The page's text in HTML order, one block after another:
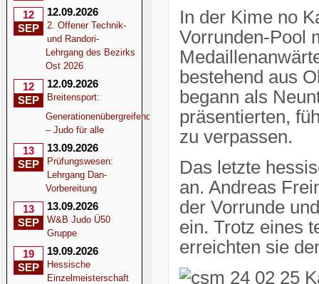
12
SEP
12.09.2026
2. Offener Technik-
und Randori-
Lehrgang des Bezirks
Ost 2026
12
SEP
12.09.2026
Breitensport:
Generationenübergreifend
– Judo für alle
13
SEP
13.09.2026
Prüfungswesen:
Lehrgang Dan-
Vorbereitung
13
SEP
13.09.2026
W&B Judo Ü50
Gruppe
19
SEP
19.09.2026
Hessische
Einzelmeisterschaft
In der Kime no
Vorrunden-Pool
bestehend aus
begann als
präsentierten,
zu verpassen.
Das letzte
an. Andreas
der Vorrunde
ein. Trotz eines
erreichten sie